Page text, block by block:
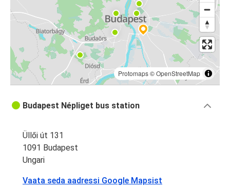
Protomaps©OpenStreetMap
Budapest Népliget bus station
Üllői út 131
1091 Budapest
Ungari
Vaata seda aadressi Google Mapsist